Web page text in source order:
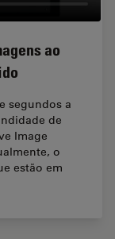
ao
segundos a
de
Image
o
estão em